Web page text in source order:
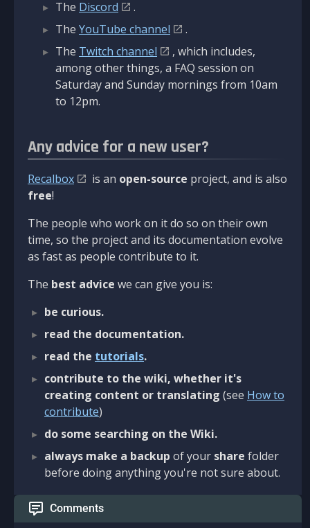
The Discord
.
The YouTube channel
.
The Twitch channel
, which includes,
among other things, a FAQ session on
Saturday and Sunday mornings from 10am
to 12pm.
Any advice for a new user?
Recalbox is an open-source project, and is also
free!
The people who work on it do so on their own
time, so the project and its documentation evolve
as fast as people contribute to it.
The best advice we can give you is:
be curious.
read the documentation.
read the tutorials.
contribute to the wiki, whether it's
creating content or translating (see How to
contribute)
do some searching on the Wiki.
always make a backup of your share folder
before doing anything you're not sure about.
Comments